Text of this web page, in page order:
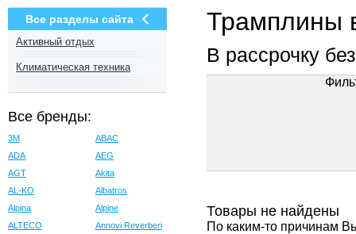
Все разделы сайта
Активный отдых
Климатическая техника
Все бренды:
3M
ABAC
ADA
AEG
AGT
Akita
AL-KO
Albatros
Alpina
Alpine
ALTECO
Annovi Reverberi
Трамплины
В рассрочку
Товары не найдены
По каким-то причинам